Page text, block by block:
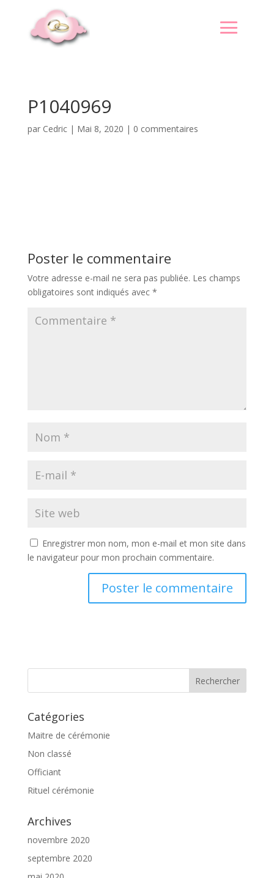
P1040969
par Cedric| Mai 8, 2020 | 0 commentaires
Poster le commentaire
Votre adresse e-mail ne sera pas publiée. Les champs
obligatoires sont indiqués avec *
Enregistrer mon nom, mon e-mail et mon site dans
le navigateur pour mon prochain commentaire.
Catégories
Maitre de cérémonie
Non classé
Officiant
Rituel cérémonie
Archives
novembre 2020
septembre 2020